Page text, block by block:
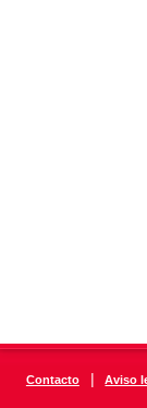
Contacto | Aviso